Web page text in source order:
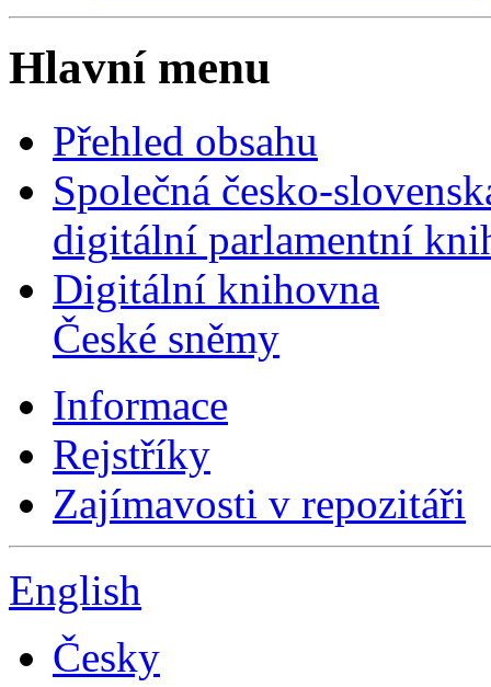
Hlavní menu
Přehled obsahu
Společná česko-
digitální parlamentní
Digitální knihovna
České sněmy
Informace
Rejstříky
Zajímavosti v repozitáři
English
Česky